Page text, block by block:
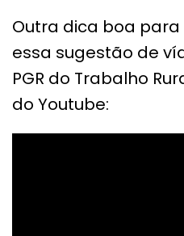
Outra dica boa
essa sugestão de
PGR do Trabalho
do Youtube: